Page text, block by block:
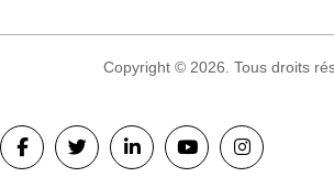
Copyright © 2026. Tous droits